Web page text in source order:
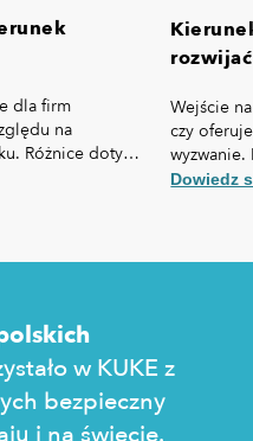
dla firm
na
Różnice dotyczą
ale też,
Wejście
czy
własną
Dowiedz
w KUKE z
bezpieczny